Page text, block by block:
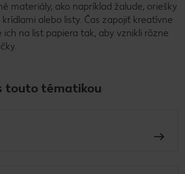
materiály, ako napríklad žalude, oriešky
krídlami alebo listy. Čas zapojiť kreatívne
ich na list papiera tak, aby vznikli rôzne
touto tématikou